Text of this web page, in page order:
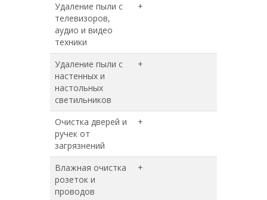
Удаление пыли с
телевизоров,
аудио и видео
техники
+
Удаление пыли с
настенных и
настольных
светильников
+
Очистка дверей и
ручек от
загрязнений
+
Влажная очистка
розеток и
проводов
+